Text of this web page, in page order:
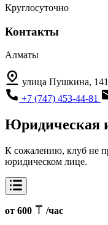
Круглосуточно
Контакты
Алматы
улица Пушкина,
+7 (747) 453-44-81
Юридическая
К сожалению, клуб не
юридическом лице.
от 600 /час